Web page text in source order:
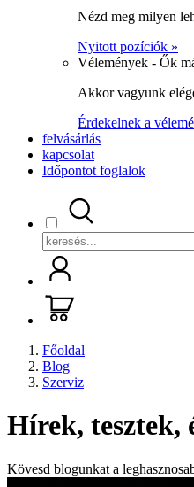
Nézd meg milyen
Nyitott pozíciók »
Vélemények - Ők
Akkor vagyunk
Érdekelnek a
felvásárlás
kapcsolat
Időpontot foglalok
Főoldal
Blog
Szerviz
Hírek, tesztek,
Kövesd blogunkat a